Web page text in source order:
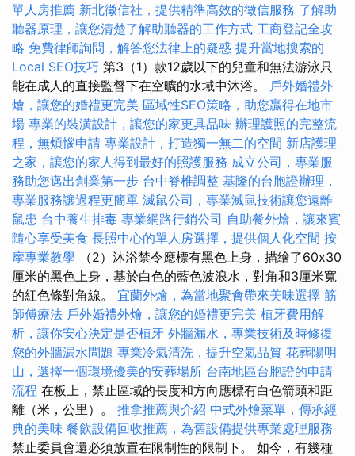
單人房推薦 新北徵信社，提供精準高效的徵信服務 了解助
聽器原理，讓您清楚了解助聽器的工作方式 工商登記全攻
略 免費律師詢問，解答您法律上的疑惑 提升當地搜索的
Local SEO技巧 第3（1）款12歲以下的兒童和無法游泳只
能在成人的直接監督下在空曠的水域中沐浴。 戶外婚禮外
燴，讓您的婚禮更完美 區域性SEO策略，助您贏得在地市
場 專業的裝潢設計，讓您的家更具品味 辦理護照的完整流
程，無煩惱申請 專業設計，打造獨一無二的空間 新店護理
之家，讓您的家人得到最好的照護服務 成立公司，專業服
務助您邁出創業第一步 台中脊椎調整 基隆的台胞證辦理，
專業服務讓過程更簡單 滅鼠公司，專業滅鼠技術讓您遠離
鼠患 台中養生排毒 專業網路行銷公司 自助餐外燴，讓來賓
隨心享受美食 長照中心的單人房選擇，提供個人化空間 按
摩專業教學
（2）沐浴禁令應標有黑色上身，描繪了60x30
厘米的黑色上身，基於白色的藍色波浪水，對角和3厘米寬
的紅色條對角線。 宜蘭外燴，為當地聚會帶來美味選擇 筋
師傅療法 戶外婚禮外燴，讓您的婚禮更完美 植牙費用解
析，讓你安心決定是否植牙 外牆漏水，專業技術及時修復
您的外牆漏水問題 專業冷氣清洗，提升空氣品質 花葬陽明
山，選擇一個環境優美的安葬場所 台南地區台胞證的申請
流程 在板上，禁止區域的長度和方向應標有白色箭頭和距
離（米，公里）。 推拿推薦與介紹 中式外燴菜單，傳承經
典的美味 餐飲設備回收推薦，為舊設備提供專業處理服務
禁止委員會還必須放置在限制性的限制下。 如今，有幾種